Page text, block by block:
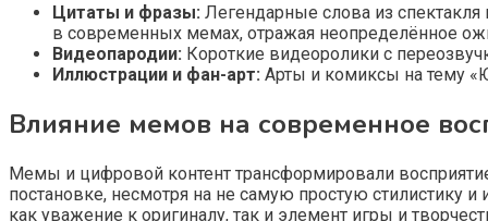
Цитаты и фразы: Легендарные слова из спектакля
в современных мемах, отражая неопределённое
Видеопародии: Короткие видеоролики с
Иллюстрации и фан-арт: Арты и комиксы на тему
Влияние мемов на современное
Мемы и цифровой контент трансформировали
постановке, несмотря на не самую простую стилистику
как уважение к оригиналу, так и элемент игры и